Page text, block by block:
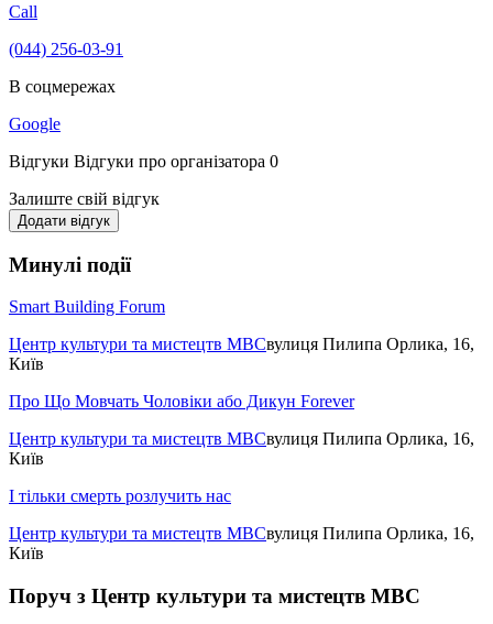
Call
(044) 256-03-91
В соцмережах
Google
Відгуки Відгуки про організатора 0
Залиште свій відгук
Додати відгук
Минулі події
Smart Building Forum
Центр культури та мистецтв МВСвулиця Пилипа Орлика, 16,
Київ
Про Що Мовчать Чоловіки або Дикун Forever
Центр культури та мистецтв МВСвулиця Пилипа Орлика, 16,
Київ
І тільки смерть розлучить нас
Центр культури та мистецтв МВСвулиця Пилипа Орлика, 16,
Київ
Поруч з Центр культури та мистецтв МВС